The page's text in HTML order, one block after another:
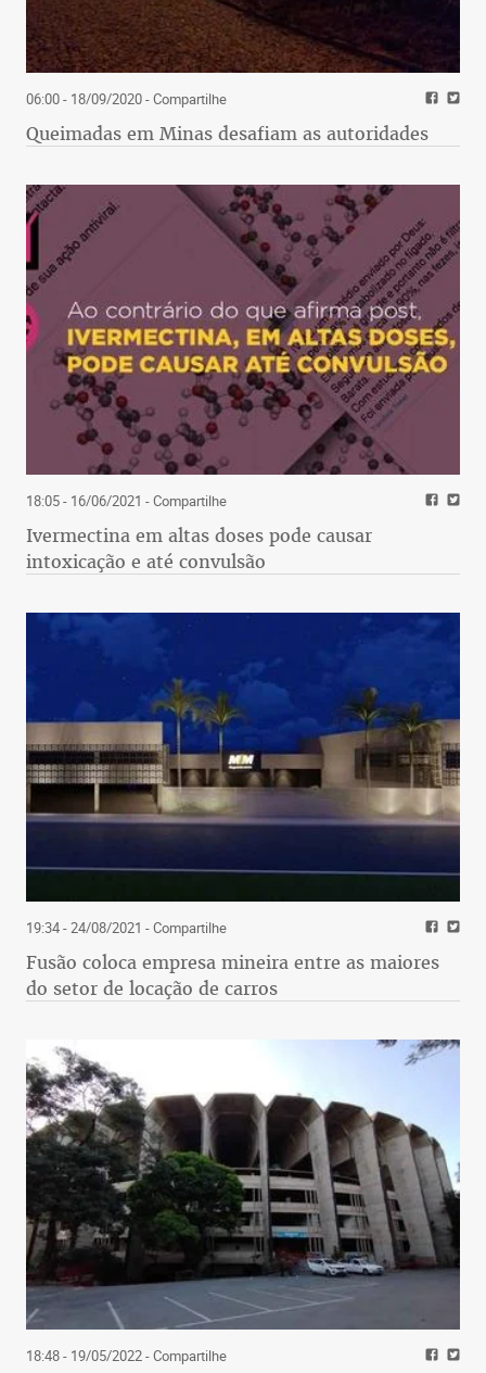
06:00 - 18/09/2020- Compartilhe
Queimadas em Minas desafiam as autoridades
18:05 - 16/06/2021 - Compartilhe
Ivermectina em altas doses pode causar
intoxicação e até convulsão
19:34 - 24/08/2021 - Compartilhe
Fusão coloca empresa mineira entre as maiores
do setor de locação de carros
18:48 - 19/05/2022- Compartilhe